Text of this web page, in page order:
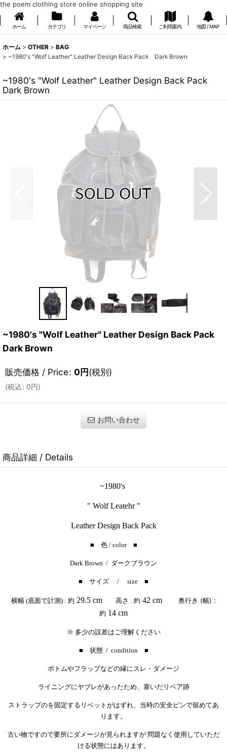
the poem clothing store online shopping site
ホーム カテゴリ マイページ 商品検索 ご利用案内 地図 / MAP
ホーム > OTHER > BAG
> ~1980's "Wolf Leather" Leather Design Back Pack Dark Brown
~1980's "Wolf Leather" Leather Design Back Pack
Dark Brown
~1980's "Wolf Leather" Leather Design Back Pack
Dark Brown
販売価格 / Price: 0円(税別)
(税込: 0円)
お問い合わせ
商品詳細 / Details
~1980's
" Wolf Leatehr "
Leather Design Back Pack
■ 色 / color ■
Dark Brown / ダークブラウン
■ サイズ / size ■
横幅 (底面で計測) : 約 29.5 cm 高さ : 約 42 cm 奥行き (幅) :
約 14 cm
※ 多少の誤差はご理解ください
■ 状態 / condition ■
ボトムやフラップなどの縁にスレ・ダメージ
ライニングにヤブレがあったため、塞いだリペア跡
ストラップのを固定するリベットがはずれ、当時の安全ピンで留めてあ
ります。
古い物ですので要所にダメージが見られますが 問題なく使用していただ
ける状態にはあります。